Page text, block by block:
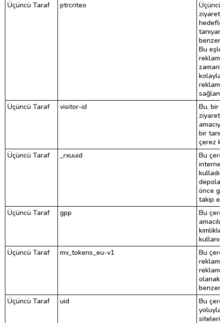
Üçüncü Taraf
ptrcriteo
Bu
Üçüncü Taraf
visitor-id
Bu,
bir
çerez
Üçüncü Taraf
_rxuuid
Bu
önce
takip
Üçüncü Taraf
gpp
Bu
Üçüncü Taraf
mv_tokens_eu-v1
Bu
Üçüncü Taraf
uid
Bu